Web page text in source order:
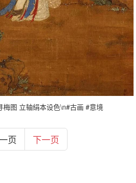
梅图 立轴绢本设色\n#古画 #意境
页 下一页